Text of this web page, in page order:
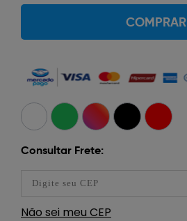
COMPRAR
Consultar Frete:
Não sei meu CEP